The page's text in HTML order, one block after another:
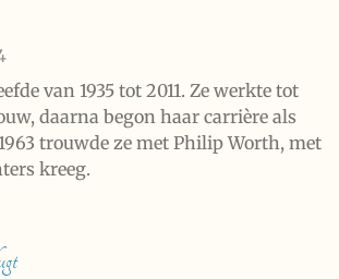
van 1935 tot 2011. Ze werkte tot
daarna begon haar carrière als
trouwde ze met Philip Worth, met
kreeg.